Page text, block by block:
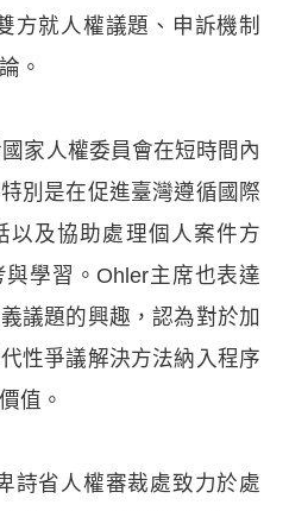
方就人權議題、申訴機制
。
家人權委員會在短時間內
別是在促進臺灣遵循國際
以及協助處理個人案件方
學習。Ohler主席也表達
議題的興趣，認為對於加
性爭議解決方法納入程序
值。
詩省人權審裁處致力於處